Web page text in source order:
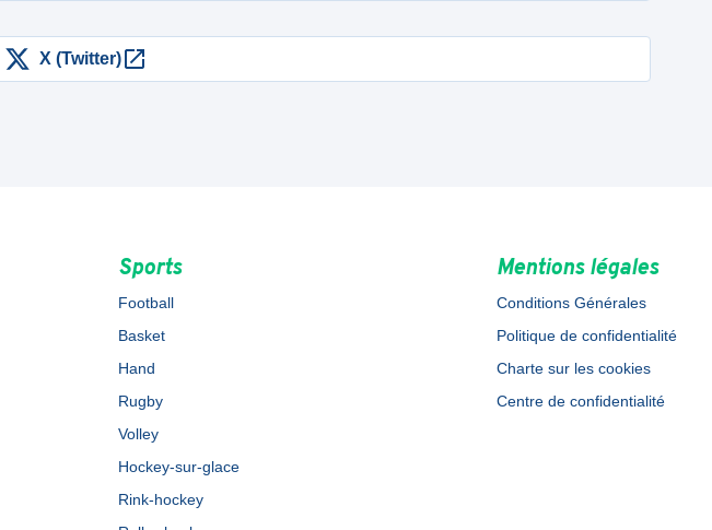
X (Twitter)
Sports
Football
Basket
Hand
Rugby
Volley
Hockey-sur-glace
Rink-hockey
Mentions légales
Conditions Générales
Politique de confidentialité
Charte sur les cookies
Centre de confidentialité